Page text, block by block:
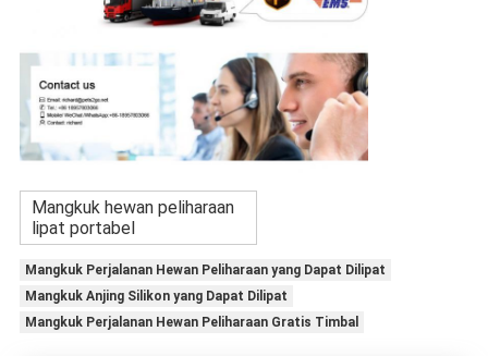
Mangkuk hewan peliharaan
lipat portabel
Mangkuk Perjalanan Hewan Peliharaan yang Dapat Dilipat
Mangkuk Anjing Silikon yang Dapat Dilipat
Mangkuk Perjalanan Hewan Peliharaan Gratis Timbal